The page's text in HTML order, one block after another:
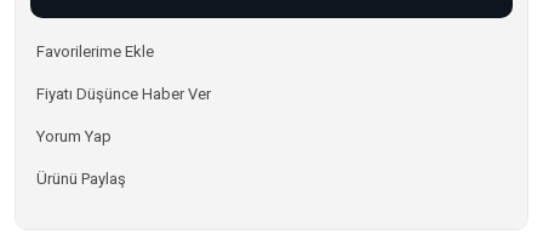
Fiyatı Düşünce Haber Ver
Yorum Yap
Ürünü Paylaş